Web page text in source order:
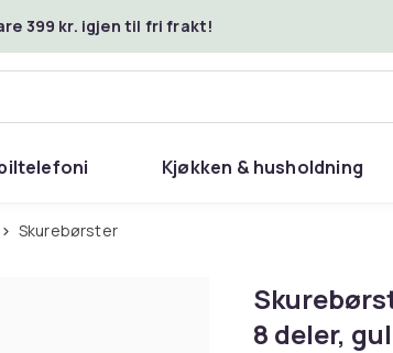
399 kr. igjen til fri frakt!
Kjøkken & husholdning
Skurebørster
8 deler, gul